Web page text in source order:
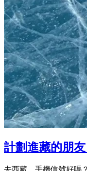
計劃進藏的朋
去西藏，手機信號好嗎